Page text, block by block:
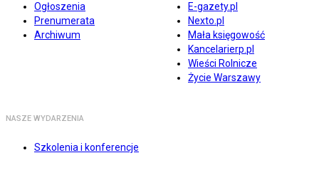
Ogłoszenia
Prenumerata
Archiwum
E-gazety.pl
Nexto.pl
Mała księgowość
Kancelarierp.pl
Wieści Rolnicze
Życie Warszawy
NASZE WYDARZENIA
Szkolenia i konferencje